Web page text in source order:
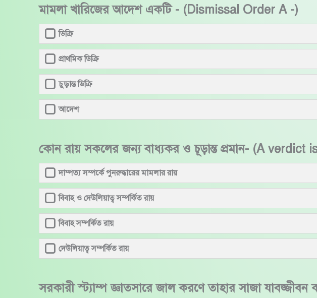
মামলা খারিজের আদেশ একটি - (Dismissal Order A -)
ডিক্রি
প্রাথমিক ডিক্রি
চুড়ান্ত ডিক্রি
আদেশ
কোন রায় সকলের জন্য বাধ্যকর ও চূড়ান্ত প্রমান- (A
দাম্পত্য সম্পর্কে পুনরুদ্ধারের মামলার রায়
বিবাহ ও দেউলিয়াত্ব সম্পর্কিত রায়
বিবাহ সম্পর্কিত রায়
দেউলিয়াত্ব সম্পর্কিত রায়
সরকারী স্ট্যাম্প জ্ঞাতসারে জাল করণে তাহার সাজা